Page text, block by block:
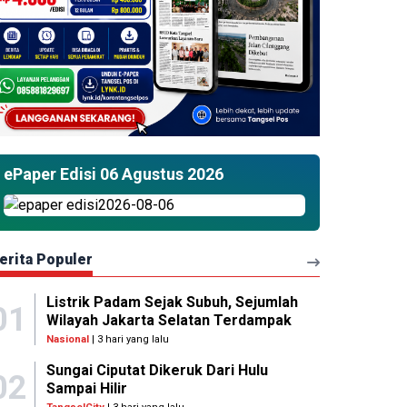
ePaper Edisi 06 Agustus 2026
Populer
Listrik Padam Sejak Subuh, Sejumlah
Wilayah Jakarta Selatan Terdampak
Nasional | 3 hari yang lalu
Sungai Ciputat Dikeruk Dari Hulu
Sampai Hilir